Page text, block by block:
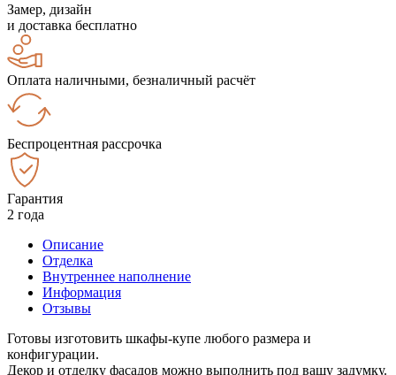
Замер, дизайн
и доставка бесплатно
Оплата наличными, безналичный расчёт
Беспроцентная рассрочка
Гарантия
2 года
Описание
Отделка
Внутреннее наполнение
Информация
Отзывы
Готовы изготовить шкафы-купе любого размера и
конфигурации.
Декор и отделку фасадов можно выполнить под вашу задумку.